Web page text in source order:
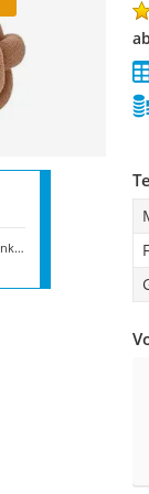
Champracer Knotenkissen